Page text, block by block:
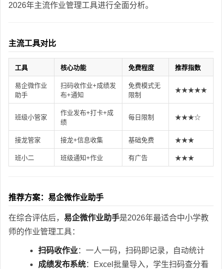
2026年主流作业管理工具进行全面分析。
主流工具对比
工具 核心功能 免费程度 推荐指数
易企微作业
助手
扫码收作业+成绩发
布+通知
免费模式无
限制
★★★★★
班级小管家
作业发布+打卡+成
绩
每日限制 ★★★☆
接龙管家 接龙+信息收集 基础免费 ★★★
班小二 班级通知+作业 有广告 ★★★
推荐方案：易企微作业助手
在综合评估后， 易企微作业助手是2026年最适合中小学教
师的作业管理工具：
扫码收作业：一人一码，扫码即记录，自动统计
成绩发布系统：Excel批量导入，学生扫码查分看